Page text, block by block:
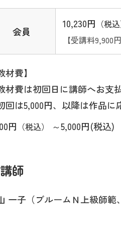
会員
10,230円 （税込
【受講料9,900
材費】
費は初回日に講師へお支
は5,000円、以降は作品に
円 （税込） ～5,000円(税込)
講師
一子（ブルームＮ上級師